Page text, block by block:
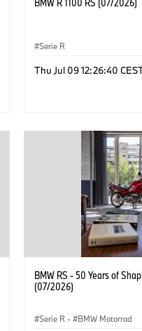
Serie R
Thu Jul 09 12:26:40
BMW RS - 50 Years of
(07/2026)
Serie R · BMW Motorrad